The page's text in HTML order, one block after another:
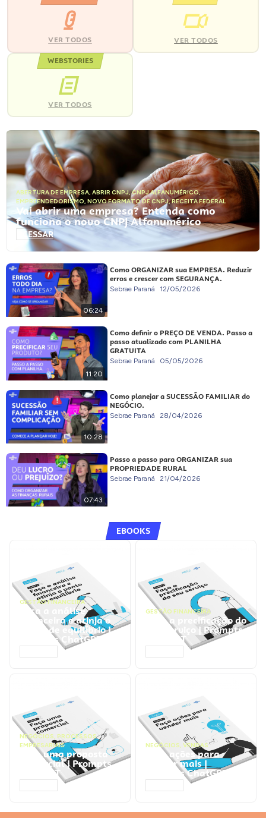
VER TODOS VER TODOS
WEBSTORIES
VER TODOS
ABERTURA DE EMPRESA, ABRIR CNPJ,CNPJ ALFANUMÉRICO,
EMPREENDEDORISMO, NOVO FORMATO DE CNPJ,RECEITA FEDERAL
Vai abrir uma empresa? Entenda como
funciona o novo CNPJ Alfanumérico
ACESSAR
06:24
Como ORGANIZAR sua EMPRESA. Reduzir
erros e crescer com SEGURANÇA.
Sebrae Paraná 12/05/2026
11:20
Como definir o PREÇO DE VENDA. Passo a
passo atualizado com PLANILHA
GRATUITA
Sebrae Paraná 05/05/2026
10:28
Como planejar a SUCESSÃO FAMILIAR do
NEGÓCIO.
Sebrae Paraná 28/04/2026
07:43
Passo a passo para ORGANIZAR sua
PROPRIEDADE RURAL
Sebrae Paraná 21/04/2026
EBOOKS
GESTÃO FINANCEIRA
Faça a análise
financeira e atinja o
ponto de equilíbrio |
Prompts ChatGPT
GESTÃO FINANCEIRA
Faça a precificação do
seu serviço | Prompts
ChatGPT
NEGÓCIOS, PROCESSOS
EMPRESARIAIS
Faça uma proposta
comercial | Prompts
ChatGPT
NEGÓCIOS, VENDAS
Faça ações para
vender mais |
Prompts ChatGPT